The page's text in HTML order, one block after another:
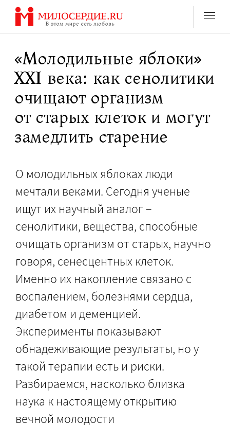
Перейти
содержанию
«Молодильные яблоки»
XXI века: как сенолитики
очищают организм
от старых клеток и могут
замедлить старение
О молодильных яблоках люди
мечтали веками. Сегодня ученые
ищут их научный аналог –
сенолитики, вещества, способные
очищать организм от старых, научно
говоря, сенесцентных клеток.
Именно их накопление связано с
воспалением, болезнями сердца,
диабетом и деменцией.
Эксперименты показывают
обнадеживающие результаты, но у
такой терапии есть и риски.
Разбираемся, насколько близка
наука к настоящему открытию
вечной молодости